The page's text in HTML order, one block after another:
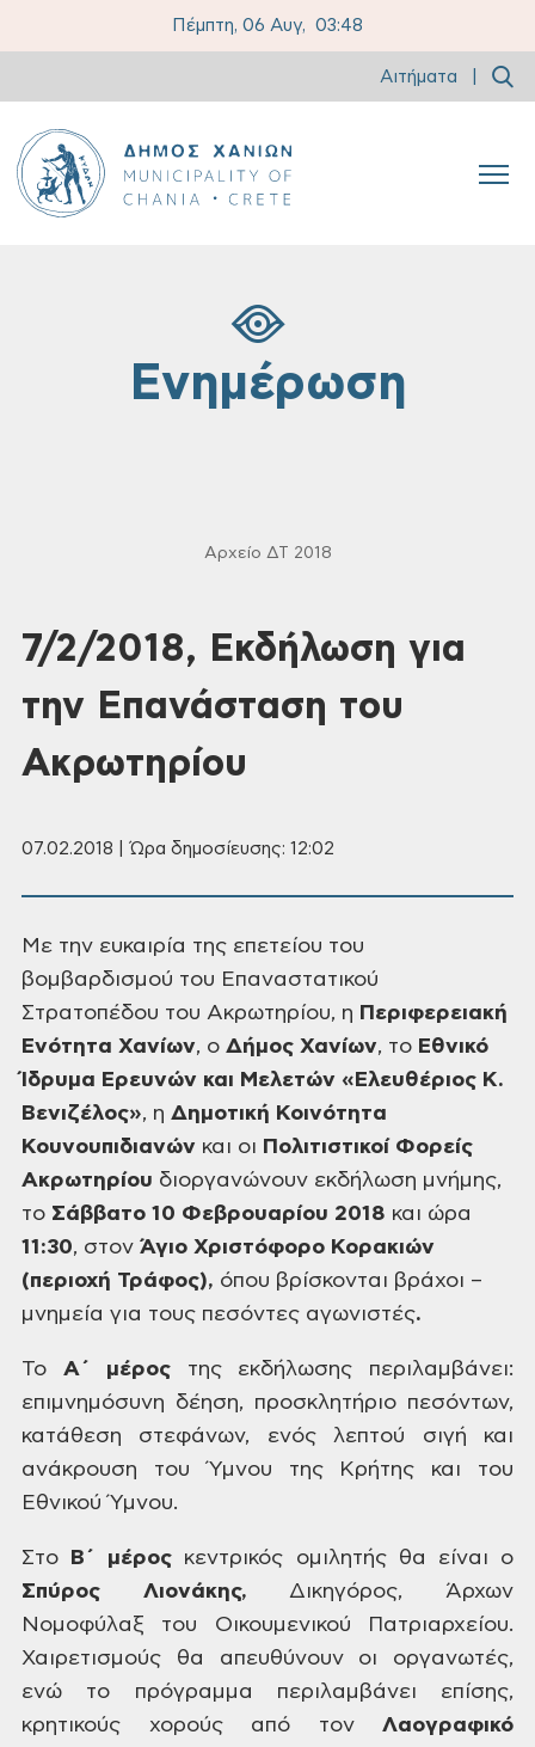
Πέμπτη, 06 Αυγ, 03:48
Αιτήματα
Ενημέρωση
Αρχείο ΔΤ 2018
7/2/2018, Εκδήλωση για
την Επανάσταση του
Ακρωτηρίου
07.02.2018 | Ώρα δημοσίευσης: 12:02
Με την ευκαιρία της επετείου του
βομβαρδισμού του Επαναστατικού
Στρατοπέδου του Ακρωτηρίου, η Περιφερειακή
Ενότητα Χανίων, ο Δήμος Χανίων, το Εθνικό
Ίδρυμα Ερευνών και Μελετών «Ελευθέριος Κ.
Βενιζέλος», η Δημοτική Κοινότητα
Κουνουπιδιανών και οι ΠολιτιστικοίΦορείς
Ακρωτηρίου διοργανώνουν εκδήλωση μνήμης,
το Σάββατο 10 Φεβρουαρίου 2018 και ώρα
11:30, στον Άγιο Χριστόφορο Κορακιών
(περιοχή Τράφος), όπου βρίσκονται βράχοι –
μνημεία για τους πεσόντες αγωνιστές.
Το Α΄ μέρος τηςεκδήλωσης περιλαμβάνει:
επιμνημόσυνη δέηση, προσκλητήριο πεσόντων,
κατάθεση στεφάνων, ενός λεπτού σιγή και
ανάκρουση του Ύμνου της Κρήτης και του
Εθνικού Ύμνου.
Στο Β΄ μέρος κεντρικός ομιλητής θα είναι ο
Σπύρος Λιονάκης, Δικηγόρος, Άρχων
Νομοφύλαξ του Οικουμενικού Πατριαρχείου.
Χαιρετισμούς θα απευθύνουνοι οργανωτές,
ενώ το πρόγραμμα περιλαμβάνει επίσης,
κρητικούς χορούς από τον
Λαογραφικό